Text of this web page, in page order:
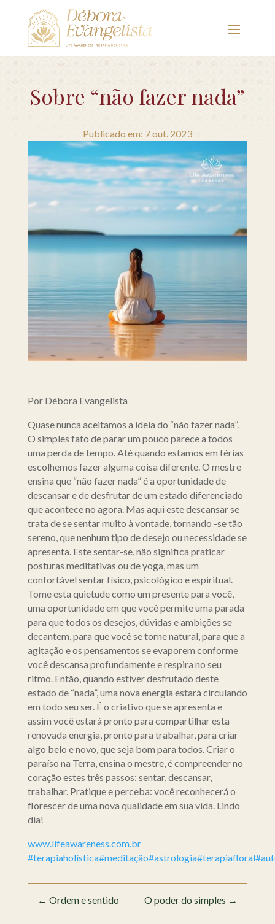
Sobre “não fazer nada”
Publicado em: 7 out. 2023
Por Débora Evangelista
Quase nunca aceitamos a ideia do “não fazer nada”.
O simples fato de parar um pouco parece a todos
uma perda de tempo. Até quando estamos em férias
escolhemos fazer alguma coisa diferente. O mestre
ensina que “não fazer nada” é a oportunidade de
descansar e de desfrutar de um estado diferenciado
que acontece no agora. Mas aqui este descansar se
trata de se sentar muito à vontade, tornando -se tão
sereno, que nenhum tipo de desejo ou necessidade se
apresenta. Este sentar-se, não significa praticar
posturas meditativas ou de yoga, mas um
confortável sentar físico, psicológico e espiritual.
Tome esta quietude como um presente para você,
uma oportunidade em que você permite uma parada
para que todos os desejos, dúvidas e ambições se
decantem, para que você se torne natural, para que a
agitação e os pensamentos se evaporem conforme
você descansa profundamente e respira no seu
ritmo. Então, quando estiver desfrutado deste
estado de “nada”, uma nova energia estará circulando
em todo seu ser. É o criativo que se apresenta e
assim você estará pronto para compartilhar esta
renovada energia, pronto para trabalhar, para criar
algo belo e novo, que seja bom para todos. Criar o
paraíso na Terra, ensina o mestre, é compreender no
coração estes três passos: sentar, descansar,
trabalhar. Pratique e perceba: você reconhecerá o
florescer de uma nova qualidade em sua vida. Lindo
dia!
www.lifeawareness.com.br
#terapiaholística#meditação#astrologia#terapiafloral
← Ordem e sentido O poder do simples →